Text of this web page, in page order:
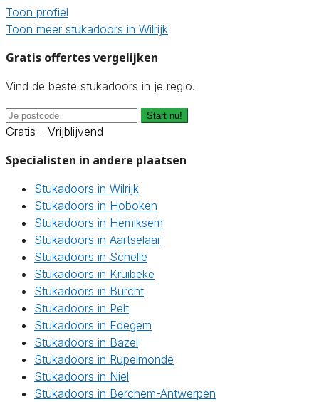
Toon profiel
Toon meer stukadoors in Wilrijk
Gratis offertes vergelijken
Vind de beste stukadoors in je regio.
Start nu!
Gratis - Vrijblijvend
Specialisten in andere plaatsen
Stukadoors in Wilrijk
Stukadoors in Hoboken
Stukadoors in Hemiksem
Stukadoors in Aartselaar
Stukadoors in Schelle
Stukadoors in Kruibeke
Stukadoors in Burcht
Stukadoors in Pelt
Stukadoors in Edegem
Stukadoors in Bazel
Stukadoors in Rupelmonde
Stukadoors in Niel
Stukadoors in Berchem-Antwerpen